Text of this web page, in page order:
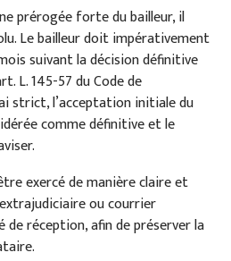
prérogée forte du bailleur, il
Le bailleur doit impérativement
suivant la décision définitive
L. 145-57 du Code de
strict, l’acceptation initiale du
comme définitive et le
exercé de manière claire et
ou courrier
de réception, afin de préserver la